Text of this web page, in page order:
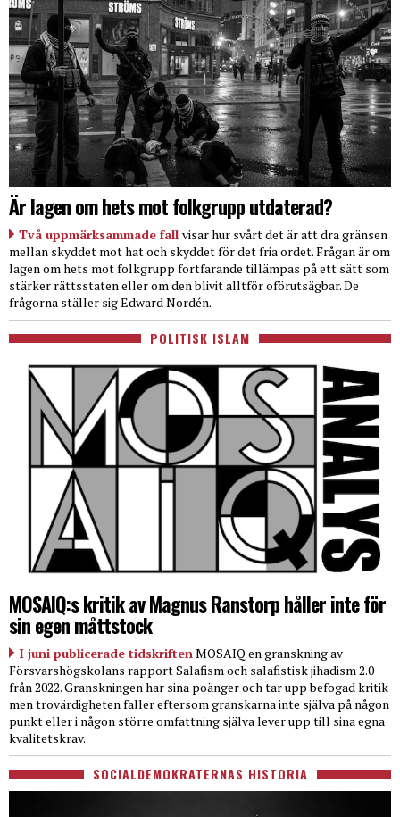
Är lagen om hets mot folkgrupp utdaterad?
Två uppmärksammade fall visar hur svårt det är att dra gränsen
mellan skyddet mot hat och skyddet för det fria ordet. Frågan är om
lagen om hets mot folkgrupp fortfarande tillämpas på ett sätt som
stärker rättsstaten eller om den blivit alltför oförutsägbar. De
frågorna ställer sig Edward Nordén.
POLITISK ISLAM
MOSAIQ:s kritik av Magnus Ranstorp håller inte för
sin egen måttstock
I juni publicerade tidskriften MOSAIQ en granskning av
Försvarshögskolans rapport Salafism och salafistisk jihadism 2.0
från 2022. Granskningen har sina poänger och tar upp befogad kritik
men trovärdigheten faller eftersom granskarna inte själva på någon
punkt eller i någon större omfattning själva lever upp till sina egna
kvalitetskrav.
SOCIALDEMOKRATERNAS HISTORIA